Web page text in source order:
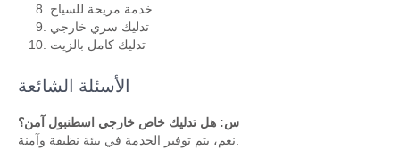
خدمة مريحة للسياح
تدليك سري خارجي
تدليك كامل بالزيت
الأسئلة الشائعة
س: هل تدليك خاص خارجي اسطنبول آمن؟